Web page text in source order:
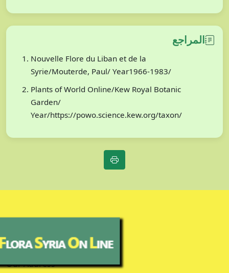
المراجع
Nouvelle Flore du Liban et de la
Syrie/Mouterde, Paul/ Year1966-1983/
Plants of World Online/Kew Royal Botanic
Garden/
Year/https://powo.science.kew.org/taxon/
Our Address